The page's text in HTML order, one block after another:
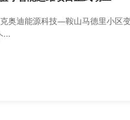
奥迪能源科技—鞍山马德里小区